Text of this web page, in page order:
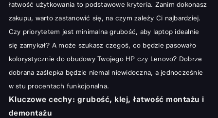
łatwość użytkowania to podstawowe kryteria. Zanim dokonasz
zakupu, warto zastanowić się, na czym zależy Ci najbardziej.
Czy priorytetem jest minimalna grubość, aby laptop idealnie
się zamykał? A może szukasz czegoś, co będzie pasowało
kolorystycznie do obudowy Twojego HP czy Lenovo? Dobrze
dobrana zaślepka będzie niemal niewidoczna, a jednocześnie
w stu procentach funkcjonalna.
Kluczowe cechy: grubość, klej, łatwość montażu i
demontażu